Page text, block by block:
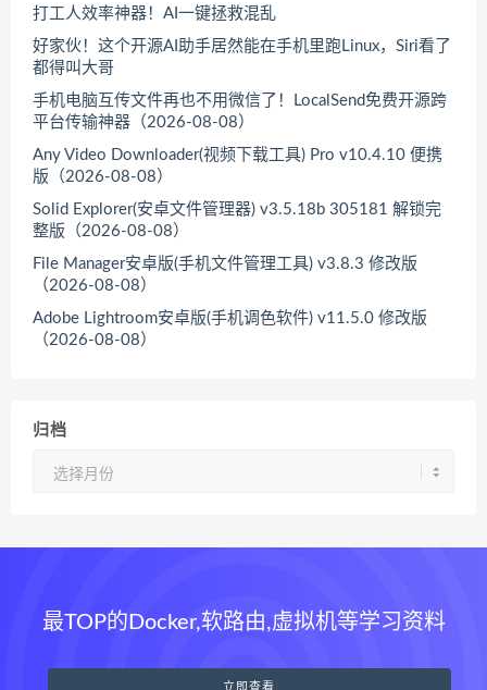
打工人效率神器！AI一键拯救混乱
好家伙！这个开源AI助手居然能在手机里跑Linux，Siri看了
都得叫大哥
手机电脑互传文件再也不用微信了！LocalSend免费开源跨
平台传输神器（2026-08-08）
Any Video Downloader(视频下载工具) Pro v10.4.10 便携
版（2026-08-08）
Solid Explorer(安卓文件管理器) v3.5.18b 305181 解锁完
整版（2026-08-08）
File Manager安卓版(手机文件管理工具) v3.8.3 修改版
（2026-08-08）
Adobe Lightroom安卓版(手机调色软件) v11.5.0 修改版
（2026-08-08）
归档
最TOP的Docker,软路由,虚拟机等学习资料
立即查看